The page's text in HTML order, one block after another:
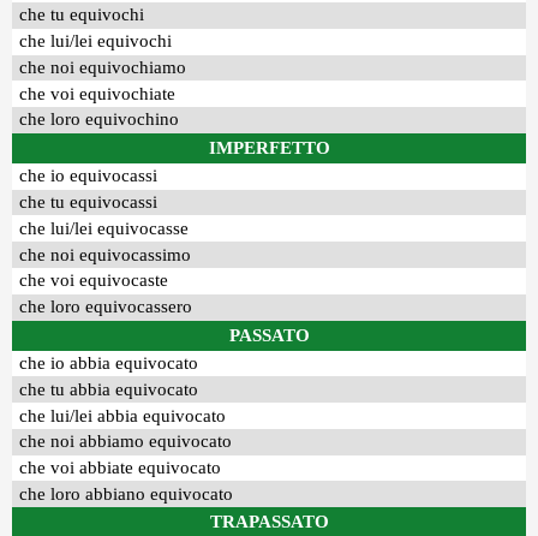
che tu equivochi
che lui/lei equivochi
che noi equivochiamo
che voi equivochiate
che loro equivochino
IMPERFETTO
che io equivocassi
che tu equivocassi
che lui/lei equivocasse
che noi equivocassimo
che voi equivocaste
che loro equivocassero
PASSATO
che io abbia equivocato
che tu abbia equivocato
che lui/lei abbia equivocato
che noi abbiamo equivocato
che voi abbiate equivocato
che loro abbiano equivocato
TRAPASSATO